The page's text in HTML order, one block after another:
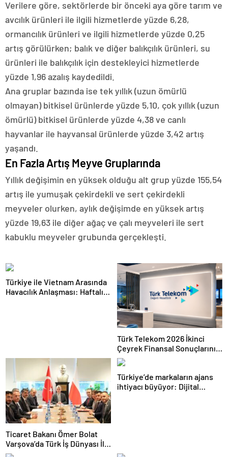
Verilere göre, sektörlerde bir önceki aya göre tarım ve
avcılık ürünleri ile ilgili hizmetlerde yüzde 6,28,
ormancılık ürünleri ve ilgili hizmetlerde yüzde 0,25
artış görülürken; balık ve diğer balıkçılık ürünleri, su
ürünleri ile balıkçılık için destekleyici hizmetlerde
yüzde 1,96 azalış kaydedildi.
Ana gruplar bazında ise tek yıllık (uzun ömürlü
olmayan) bitkisel ürünlerde yüzde 5,10, çok yıllık (uzun
ömürlü) bitkisel ürünlerde yüzde 4,38 ve canlı
hayvanlar ile hayvansal ürünlerde yüzde 3,42 artış
yaşandı.
En Fazla Artış Meyve Gruplarında
Yıllık değişimin en yüksek olduğu alt grup yüzde 155,54
artış ile yumuşak çekirdekli ve sert çekirdekli
meyveler olurken, aylık değişimde en yüksek artış
yüzde 19,63 ile diğer ağaç ve çalı meyveleri ile sert
kabuklu meyveler grubunda gerçekleşti.
Türkiye ile Vietnam Arasında
Havacılık Anlaşması: Haftalık
Türk Telekom 2026 İkinci
Çeyrek Finansal Sonuçlarını
Açıkladı: Yarı Yıl Geliri 142
Milyar TL’yi Aştı
Ticaret Bakanı Ömer Bolat
Varşova’da Türk İş Dünyası İle
Buluştu: Ticaret Hacmi 12,5
Türkiye’de markaların ajans
ihtiyacı büyüyor: Dijital